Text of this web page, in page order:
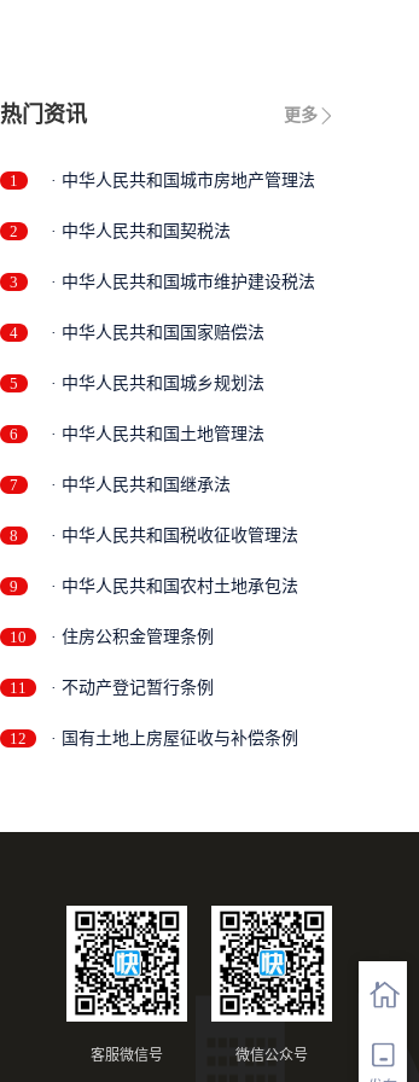
更多
热门资讯
1 · 中华人民共和国城市房地产管理法
2 · 中华人民共和国契税法
3 · 中华人民共和国城市维护建设税法
4 · 中华人民共和国国家赔偿法
5 · 中华人民共和国城乡规划法
6 · 中华人民共和国土地管理法
7 · 中华人民共和国继承法
8 · 中华人民共和国税收征收管理法
9 · 中华人民共和国农村土地承包法
10 · 住房公积金管理条例
11 · 不动产登记暂行条例
12 · 国有土地上房屋征收与补偿条例
微信公众号
客服微信号